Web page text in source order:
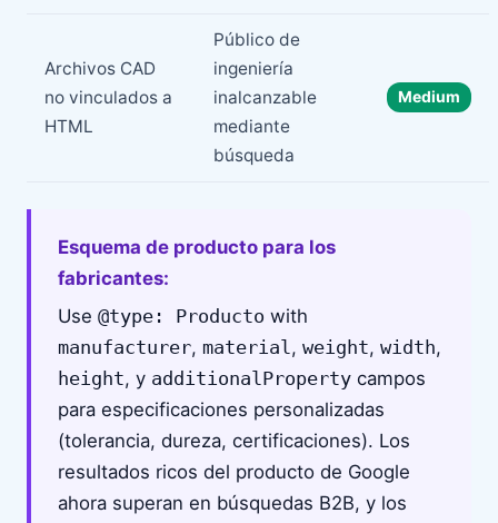
Archivos CAD
no vinculados a
HTML
Público de
ingeniería
inalcanzable
mediante
búsqueda
Medium
Esquema de producto para los
fabricantes:
Use @type: Producto with
manufacturer, material, weight, width,
height, y additionalProperty campos
para especificaciones personalizadas
(tolerancia, dureza, certificaciones). Los
resultados ricos del producto de Google
ahora superan en búsquedas B2B, y los